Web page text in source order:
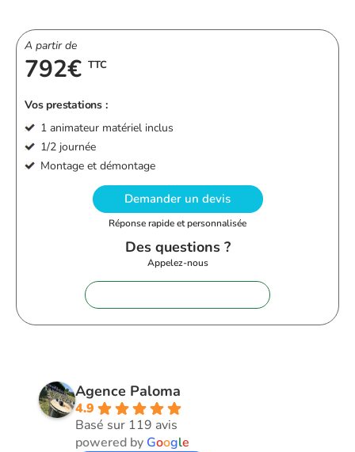
A partir de
792€ TTC
Vos prestations :
1 animateur matériel inclus
1/2 journée
Montage et démontage
Demander un devis
Réponse rapide et personnalisée
Des questions ?
Appelez-nous
Agence Paloma
4.9
Basé sur 119 avis
powered by Google